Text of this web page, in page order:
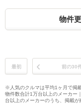
物件
最初 前の30
※人気のクルマは平均1ヶ月で掲
物件数合計1万台以上のメーカー
台以上のメーカーのうち、掲載